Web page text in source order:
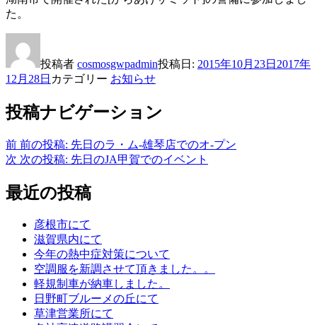
た。
投稿者 cosmosgwpadmin投稿日: 2015年10月23日 2017年
12月28日 カテゴリー お知らせ
投稿ナビゲーション
前 前の投稿: 先日のラ・ム-雄琴店でのオ-プン
次 次の投稿: 先日のJA甲賀でのイベント
最近の投稿
彦根市にて
滋賀県内にて
今年の熱中症対策について
空調服を新調させて頂きました。。
軽規制車が納車しました。
日野町ブルーメの丘にて
草津営業所にて